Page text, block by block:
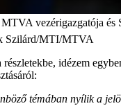
vezérigazgatója
Szilárd/MTI/MTVA
idézem
témában nyílik a